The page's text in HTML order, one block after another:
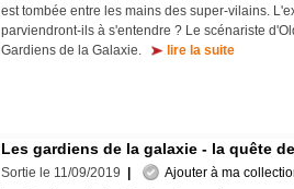
est tombée entre les mains des super-vilains.
parviendront-ils à s'entendre ? Le scénariste
Gardiens de la Galaxie.
lire la suite
Les gardiens de la galaxie - la quête
Sortie le 11/09/2019
Ajouter à ma